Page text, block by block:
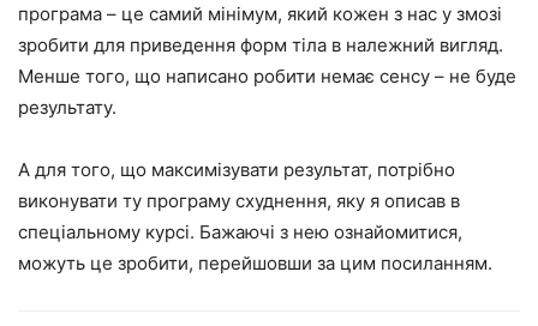
програма – це самий мінімум, який кожен з нас у змозі
зробити для приведення форм тіла в належний вигляд.
Менше того, що написано робити немає сенсу – не буде
результату.
А для того, що максимізувати результат, потрібно
виконувати ту програму схуднення, яку я описав в
спеціальному курсі. Бажаючі з нею ознайомитися,
можуть це зробити, перейшовши за цим посиланням.